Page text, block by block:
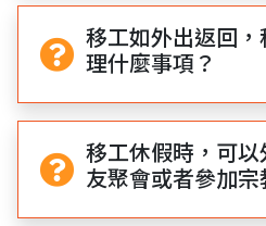
移工如外出返回
理什麼事項？
移工休假時，可
友聚會或者參加